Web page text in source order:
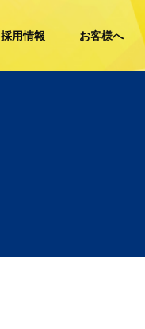
採用情報 お客様へ